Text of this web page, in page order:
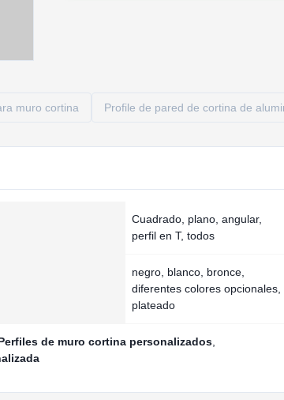
muro cortina Profile de pared de cortina de
Cuadrado, plano, angular,
perfil en T, todos
negro, blanco, bronce,
diferentes colores opcionales,
plateado
de muro cortina personalizados